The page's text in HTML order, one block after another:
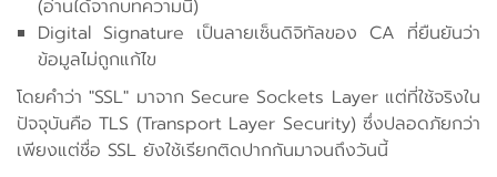
(อ่านได้จากบทความนี้)
Digital Signature เป็นลายเซ็นดิจิทัลของ CA ที่ยืนยันว่า
ข้อมูลไม่ถูกแก้ไข
โดยคำว่า "SSL" มาจาก Secure Sockets Layer แต่ที่ใช้จริงใน
ปัจจุบันคือ TLS (Transport Layer Security) ซึ่งปลอดภัยกว่า
เพียงแต่ชื่อ SSL ยังใช้เรียกติดปากกันมาจนถึงวันนี้